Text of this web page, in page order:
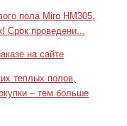
пола Miro HM305,
Срок проведени...
на сайте
теплых полов,
– тем больше